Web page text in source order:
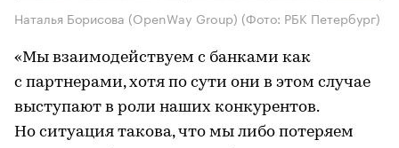
Наталья Борисова (OpenWay Group​​​​​​​) (Фото: РБК Петербург)
«Мы взаимодействуем с банками как
с партнерами, хотя по сути они в этом случае
выступают в роли наших конкурентов.
Но ситуация такова, что мы либо потеряем